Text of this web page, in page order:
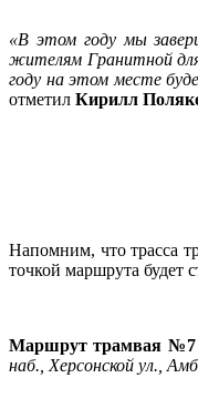
«В этом году мы
жителям Гранитной
году на этом месте
отметил Кирилл
Напомним, что трасса
точкой маршрута будет
Маршрут трамвая №7
наб., Херсонской ул.,